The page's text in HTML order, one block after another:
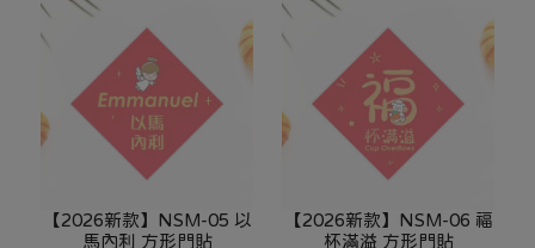
【2026新款】NSM-05 以
馬內利 方形門貼
【2026新款】NSM-06 福
杯滿溢 方形門貼